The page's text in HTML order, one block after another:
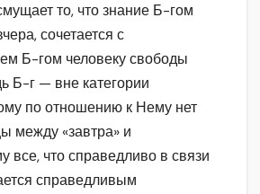
то, что знание Б-гом
сочетается с
Б-гом человеку свободы
Б-г — вне категории
по отношению к Нему нет
между «завтра» и
все, что справедливо в связи
справедливым